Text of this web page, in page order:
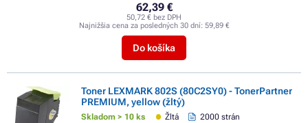
62,39 €
50,72 € bez DPH
Najnižšia cena za posledných 30 dní: 59,89 €
Do košíka
Toner LEXMARK 802S (80C2SY0) - TonerPartner
PREMIUM, yellow (žltý)
Skladom > 10 ks Žltá
2000 strán